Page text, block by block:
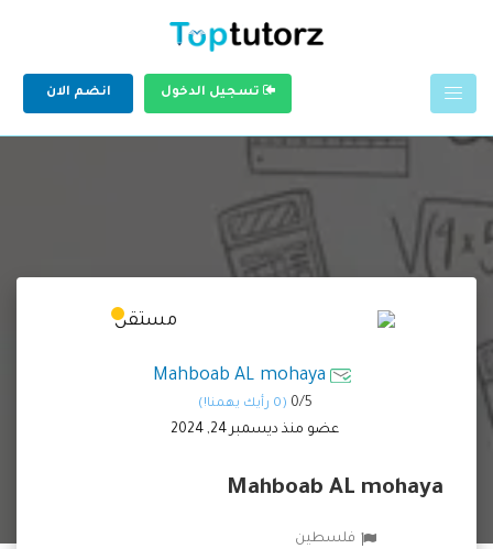
تسجيل الدخول انضم الان
Mahboab AL mohaya
0/5 (0 رأيك يهمنا!)
عضو منذ ديسمبر 24, 2024
Mahboab AL mohaya
فلسطين